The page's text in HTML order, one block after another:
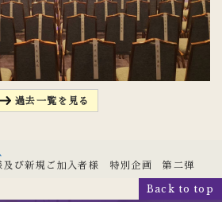
過去一覧を見る
及び新規ご加入者様 特別企画 第二弾
Back to top